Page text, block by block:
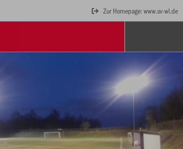
Zur Homepage: www.sv-wl.de